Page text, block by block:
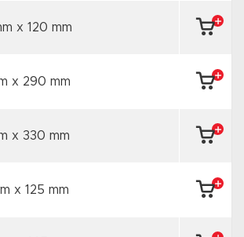
x 120 mm
x 290 mm
x 330 mm
x 125 mm